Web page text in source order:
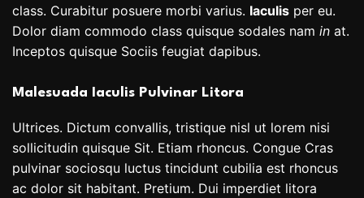
class. Curabitur posuere morbi varius. Iaculis per eu.
Dolor diam commodo class quisque sodales nam in at.
Inceptos quisque Sociis feugiat dapibus.
Malesuada Iaculis Pulvinar Litora
Ultrices. Dictum convallis, tristique nisl ut lorem nisi
sollicitudin quisque Sit. Etiam rhoncus. Congue Cras
pulvinar sociosqu luctus tincidunt cubilia est rhoncus
ac dolor sit habitant. Pretium. Dui imperdiet litora